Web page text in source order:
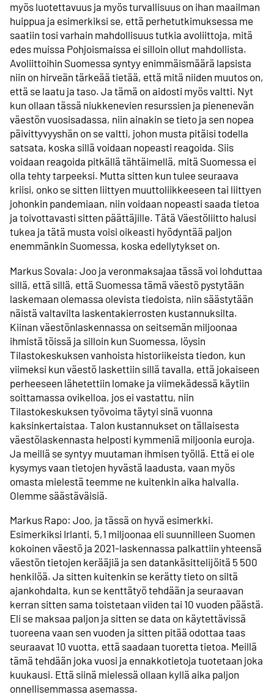
myös luotettavuus ja myös turvallisuus on ihan maailman
huippua ja esimerkiksi se, että perhetutkimuksessa me
saatiin tosi varhain mahdollisuus tutkia avoliittoja, mitä
edes muissa Pohjoismaissa ei silloin ollut mahdollista.
Avoliittoihin Suomessa syntyy enimmäismäärä lapsista
niin on hirveän tärkeää tietää, että mitä niiden muutos on,
että se laatu ja taso. Ja tämä on aidosti myös valtti. Nyt
kun ollaan tässä niukkenevien resurssien ja pienenevän
väestön vuosisadassa, niin ainakin se tieto ja sen nopea
päivittyvyyshän on se valtti, johon musta pitäisi todella
satsata, koska sillä voidaan nopeasti reagoida. Siis
voidaan reagoida pitkällä tähtäimellä, mitä Suomessa ei
olla tehty tarpeeksi. Mutta sitten kun tulee seuraava
kriisi, onko se sitten liittyen muuttoliikkeeseen tai liittyen
johonkin pandemiaan, niin voidaan nopeasti saada tietoa
ja toivottavasti sitten päättäjille. Tätä Väestöliitto halusi
tukea ja tätä musta voisi oikeasti hyödyntää paljon
enemmänkin Suomessa, koska edellytykset on.
Markus Sovala: Joo ja veronmaksajaa tässä voi lohduttaa
sillä, että sillä, että Suomessa tämä väestö pystytään
laskemaan olemassa olevista tiedoista, niin säästytään
näistä valtavilta laskentakierrosten kustannuksilta.
Kiinan väestönlaskennassa on seitsemän miljoonaa
ihmistä töissä ja silloin kun Suomessa, löysin
Tilastokeskuksen vanhoista historiikeista tiedon, kun
viimeksi kun väestö laskettiin sillä tavalla, että jokaiseen
perheeseen lähetettiin lomake ja viimekädessä käytiin
soittamassa ovikelloa, jos ei vastattu, niin
Tilastokeskuksen työvoima täytyi sinä vuonna
kaksinkertaistaa. Talon kustannukset on tällaisesta
väestölaskennasta helposti kymmeniä miljoonia euroja.
Ja meillä se syntyy muutaman ihmisen työllä. Että ei ole
kysymys vaan tietojen hyvästä laadusta, vaan myös
omasta mielestä teemme ne kuitenkin aika halvalla.
Olemme säästäväisiä.
Markus Rapo: Joo, ja tässä on hyvä esimerkki.
Esimerkiksi Irlanti, 5,1 miljoonaa eli suunnilleen Suomen
kokoinen väestö ja 2021-laskennassa palkattiin yhteensä
väestön tietojen kerääjiä ja sen datankäsittelijöitä 5 500
henkilöä. Ja sitten kuitenkin se kerätty tieto on siltä
ajankohdalta, kun se kenttätyö tehdään ja seuraavan
kerran sitten sama toistetaan viiden tai 10 vuoden päästä.
Eli se maksaa paljon ja sitten se data on käytettävissä
tuoreena vaan sen vuoden ja sitten pitää odottaa taas
seuraavat 10 vuotta, että saadaan tuoretta tietoa. Meillä
tämä tehdään joka vuosi ja ennakkotietoja tuotetaan joka
kuukausi. Että siinä mielessä ollaan kyllä aika paljon
onnellisemmassa asemassa.